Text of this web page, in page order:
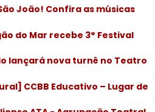
João! Confira as músicas
do Mar recebe 3° Festival
lançará nova turnê no Teatro
CCBB Educativo – Lugar de